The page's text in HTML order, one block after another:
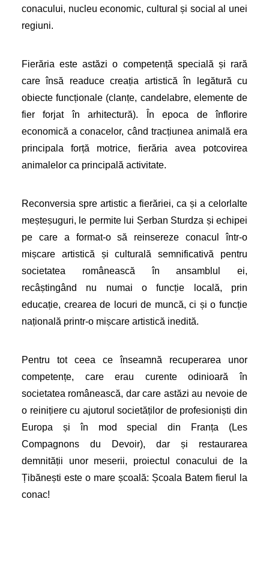
conacului, nucleu economic, cultural și social al unei
regiuni.
Fierăria este astăzi o competență specială și rară
care însă readuce creația artistică în legătură cu
obiecte funcționale (clanțe, candelabre, elemente de
fier forjat în arhitectură). În epoca de înflorire
economică a conacelor, când tracțiunea animală era
principala forță motrice, fierăria avea potcovirea
animalelor ca principală activitate.
Reconversia spre artistic a fierăriei, ca și a celorlalte
meșteșuguri, le permite lui Șerban Sturdza și echipei
pe care a format-o să reinsereze conacul într-o
mișcare artistică și culturală semnificativă pentru
societatea românească în ansamblul ei,
recâștingând nu numai o funcție locală, prin
educație, crearea de locuri de muncă, ci și o funcție
națională printr-o mișcare artistică inedită.
Pentru tot ceea ce înseamnă recuperarea unor
competențe, care erau curente odinioară în
societatea românească, dar care astăzi au nevoie de
o reinițiere cu ajutorul societăților de profesioniști din
Europa și în mod special din Franța (Les
Compagnons du Devoir), dar și restaurarea
demnității unor meserii, proiectul conacului de la
Țibănești este o mare școală: Școala Batem fierul la
conac!